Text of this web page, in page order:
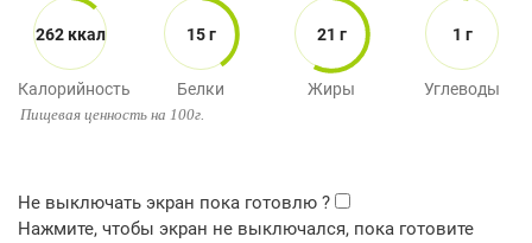
262 ккал
Калорийность
15 г
Белки
21 г
Жиры
1 г
Углеводы
Пищевая ценность на 100г.